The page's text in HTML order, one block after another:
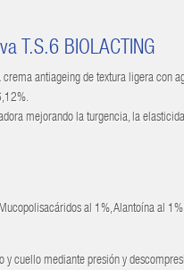
T.S.6 BIOLACTING
crema antiageing de textura ligera con
mejorando la turgencia, la
al 1%, Alantoína al
y cuello mediante presión y